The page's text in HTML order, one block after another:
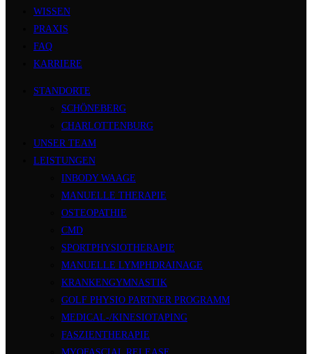
WISSEN
PRAXIS
FAQ
KARRIERE
STANDORTE
SCHÖNEBERG
CHARLOTTENBURG
UNSER TEAM
LEISTUNGEN
INBODY WAAGE
MANUELLE THERAPIE
OSTEOPATHIE
CMD
SPORTPHYSIOTHERAPIE
MANUELLE LYMPHDRAINAGE
KRANKENGYMNASTIK
GOLF PHYSIO PARTNER PROGRAMM
MEDICAL-/KINESIOTAPING
FASZIENTHERAPIE